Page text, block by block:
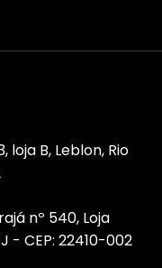
loja B, Leblon, Rio
nº 540, Loja
- CEP: 22410-002